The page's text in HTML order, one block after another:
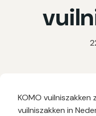
KOMO
vuilniszakken in